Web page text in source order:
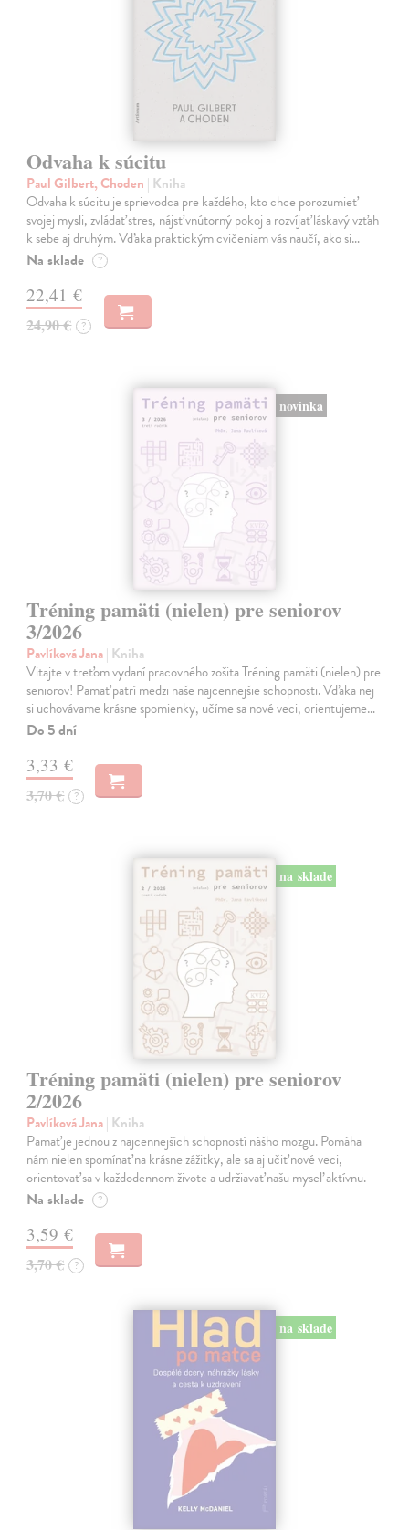
Odvaha k súcitu
Paul Gilbert, Choden | Kniha
Odvaha k súcitu je sprievodca pre každého, kto chce porozumieť
svojej mysli, zvládať stres, nájsť vnútorný pokoj a rozvíjať láskavý vzťah
k sebe aj druhým. Vďaka praktickým cvičeniam vás naučí, ako si…
Na sklade ?
22,41 €
24,90 € ?
novinka
Tréning pamäti (nielen) pre seniorov
3/2026
Pavlíková Jana| Kniha
Vitajte v treťom vydaní pracovného zošita Tréning pamäti (nielen) pre
seniorov! Pamäť patrí medzi naše najcennejšie schopnosti. Vďaka nej
si uchovávame krásne spomienky, učíme sa nové veci, orientujeme…
Do 5 dní
3,33 €
3,70 € ?
na sklade
Tréning pamäti (nielen) pre seniorov
2/2026
Pavlíková Jana| Kniha
Pamäť je jednou z najcennejších schopností nášho mozgu. Pomáha
nám nielen spomínať na krásne zážitky, ale sa aj učiť nové veci,
orientovať sa v každodennom živote a udržiavať našu myseľ aktívnu.
Na sklade ?
3,59 €
3,70 € ?
na sklade